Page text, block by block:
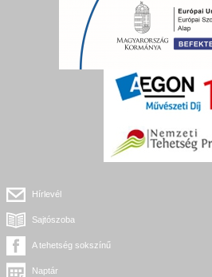
Hírlevél
Sajtószoba
A tehetség sokszínű
Naptár